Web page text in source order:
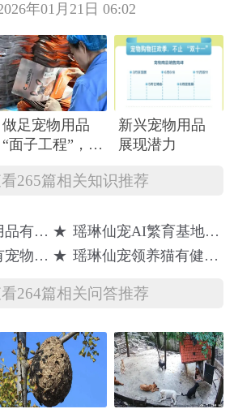
年01月21日 06:02
做足宠物用品
“面子工程”，产
新兴宠物用品
展现潜力
265篇相关知识推荐
哪些 ★ 瑶琳仙宠AI繁育基地有哪些猫品种
练吗 ★ 瑶琳仙宠领养猫有健康保障吗
264篇相关问答推荐